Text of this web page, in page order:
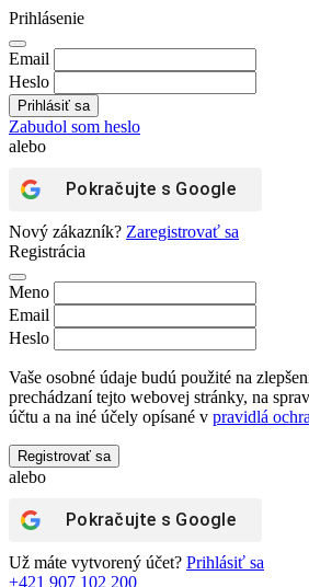
Prihlásenie
Email
Heslo
Zabudol som heslo
alebo
Pokračujte s Google
Nový zákazník? Zaregistrovať sa
Registrácia
Meno
Email
Heslo
Vaše osobné údaje budú použité na
prechádzaní tejto webovej stránky, na
účtu a na iné účely opísané v pravidlá
Registrovať sa
alebo
Pokračujte s Google
Už máte vytvorený účet? Prihlásiť sa
+421 907 102 200